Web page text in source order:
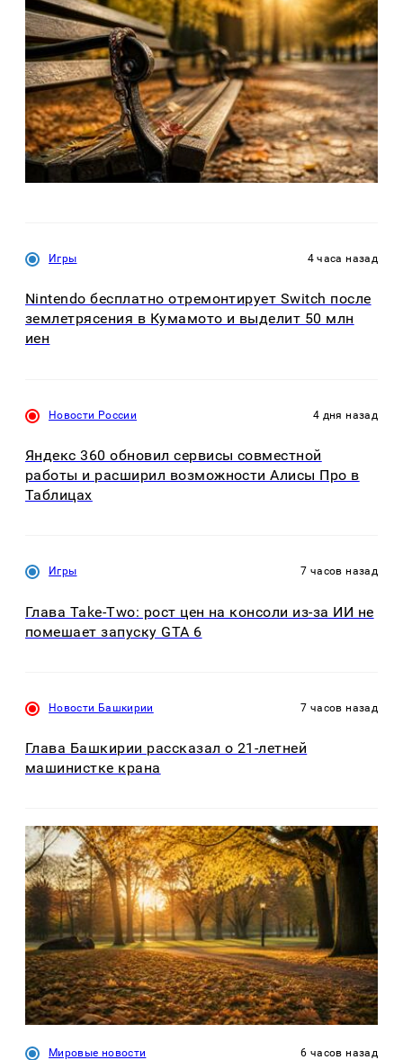
Игры 4 часа назад
Nintendo бесплатно отремонтирует Switch после
землетрясения в Кумамото и выделит 50 млн
иен
Новости России 4 дня назад
Яндекс 360 обновил сервисы совместной
работы и расширил возможности Алисы Про в
Таблицах
Игры 7 часов назад
Глава Take-Two: рост цен на консоли из-за ИИ не
помешает запуску GTA 6
Новости Башкирии 7 часов назад
Глава Башкирии рассказал о 21-летней
машинистке крана
Мировые новости 6 часов назад